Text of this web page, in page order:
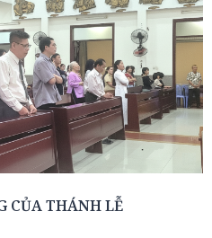
CỦA THÁNH LỄ